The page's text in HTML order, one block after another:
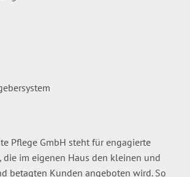
Pflege GmbH steht für engagierte
die im eigenen Haus den kleinen und
betagten Kunden angeboten wird. So